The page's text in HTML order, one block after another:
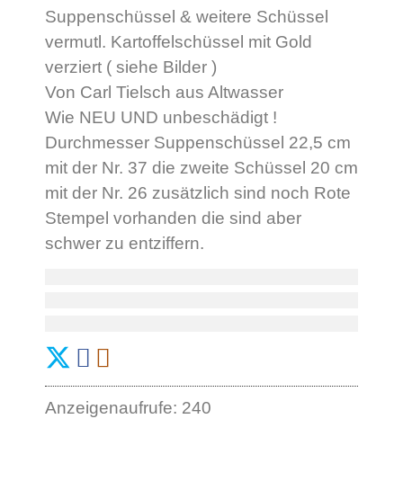
Suppenschüssel & weitere Schüssel
vermutl. Kartoffelschüssel mit Gold
verziert ( siehe Bilder )
Von Carl Tielsch aus Altwasser
Wie NEU UND unbeschädigt !
Durchmesser Suppenschüssel 22,5 cm
mit der Nr. 37 die zweite Schüssel 20 cm
mit der Nr. 26 zusätzlich sind noch Rote
Stempel vorhanden die sind aber
schwer zu entziffern.
Anzeigenaufrufe: 240